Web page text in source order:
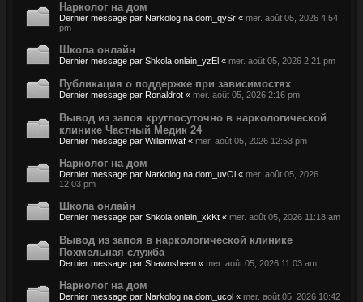
Нарколог на дом
Dernier message par Narkolog na dom_qySr « mer. août 05, 2026 4:54
pm
Школа онлайн
Dernier message par Shkola onlain_yzEl « mer. août 05, 2026 2:21 pm
Публикация о поддержке при зависимостях
Dernier message par Ronaldrot « mer. août 05, 2026 2:16 pm
Вывод из запоя круглосуточно в наркологической
клинике Частный Медик 24
Dernier message par Williamwaf « mer. août 05, 2026 12:53 pm
Нарколог на дом
Dernier message par Narkolog na dom_uvOi « mer. août 05, 2026
12:03 pm
Школа онлайн
Dernier message par Shkola onlain_xkKt « mer. août 05, 2026 11:18 am
Вывод из запоя в наркологической клинике
Похмельная служба
Dernier message par Shawnsheen « mer. août 05, 2026 11:03 am
Нарколог на дом
Dernier message par Narkolog na dom_ucol « mer. août 05, 2026 10:42